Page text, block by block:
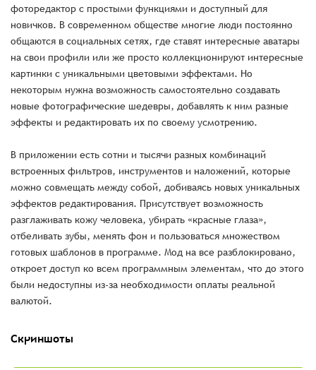
фоторедактор с простыми функциями и доступный для
новичков. В современном обществе многие люди постоянно
общаются в социальных сетях, где ставят интересные аватары
на свои профили или же просто коллекционируют интересные
картинки с уникальными цветовыми эффектами. Но
некоторым нужна возможность самостоятельно создавать
новые фотографические шедевры, добавлять к ним разные
эффекты и редактировать их по своему усмотрению.
В приложении есть сотни и тысячи разных комбинаций
встроенных фильтров, инструментов и наложений, которые
можно совмещать между собой, добиваясь новых уникальных
эффектов редактирования. Присутствует возможность
разглаживать кожу человека, убирать «красные глаза»,
отбеливать зубы, менять фон и пользоваться множеством
готовых шаблонов в программе. Мод на все разблокировано,
откроет доступ ко всем программным элементам, что до этого
были недоступны из-за необходимости оплаты реальной
валютой.
Скриншоты